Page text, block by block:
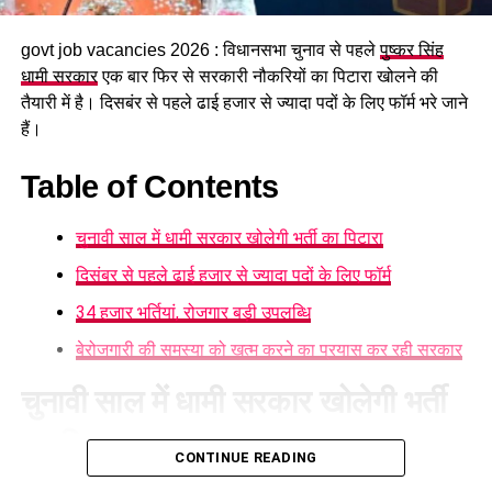
सरकार का उद्देश्य महिलाओं की उपलब्धियों
govt job vacancies 2026 : विधानसभा चुनाव से पहलेपुष्कर सिंह
धामी सरकारएक बार फिर से सरकारी नौकरियों का पिटारा खोलने की
तैयारी में है। दिसबंर से पहले ढाई हजार से ज्यादा पदों के लिए फॉर्म भरे जाने
हैं।
Table of Contents
चुनावी साल में धामी सरकार खोलेगी भर्ती का पिटारा
दिसंबर से पहले ढाई हजार से ज्यादा पदों के लिए फॉर्म
34 हजार भर्तियां, रोजगार बड़ी उपलब्धि
बेरोजगारी की समस्या को खत्म करने का प्रयास कर रही सरकार
का पिटारा
CONTINUE READING